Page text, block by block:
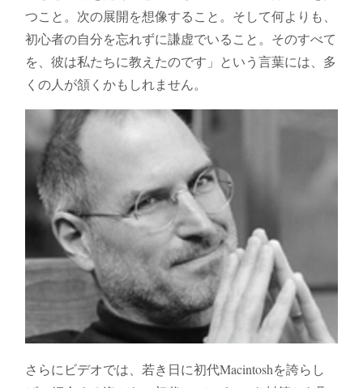
つこと。次の展開を想像すること。そして何よりも、
初心者の自分を忘れずに謙虚でいること。そのすべて
を、彼は私たちに教えたのです」という言葉には、多
くの人が頷くかもしれません。
さらにビデオでは、若き日に初代Macintoshを誇らし